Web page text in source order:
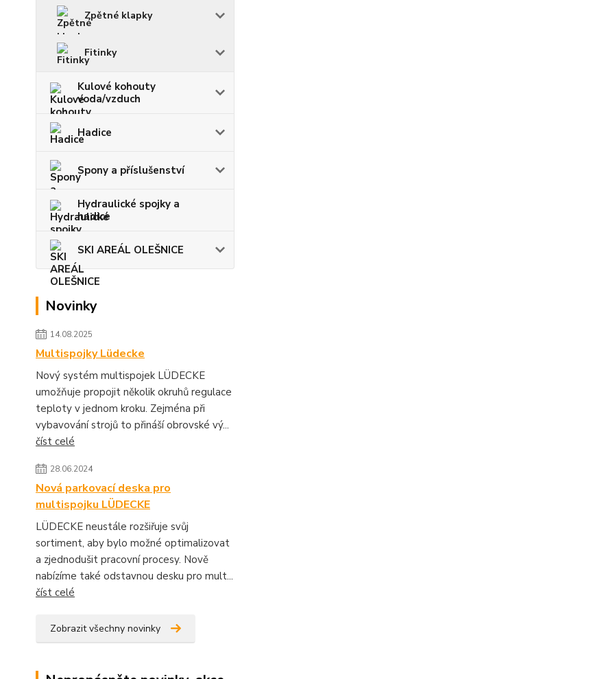
Zpětné klapky
Fitinky
Kulové kohouty
voda/vzduch
Hadice
Spony a příslušenství
Hydraulické spojky a
hadice
SKI AREÁL OLEŠNICE
Novinky
14.08.2025
Multispojky Lüdecke
Nový systém multispojek LÜDECKE
umožňuje propojit několik okruhů regulace
teploty v jednom kroku. Zejména při
vybavování strojů to přináší obrovské vý...
číst celé
28.06.2024
Nová parkovací deska pro
multispojku LÜDECKE
LÜDECKE neustále rozšiřuje svůj
sortiment, aby bylo možné optimalizovat
a zjednodušit pracovní procesy. Nově
nabízíme také odstavnou desku pro mult...
číst celé
Zobrazit všechny novinky